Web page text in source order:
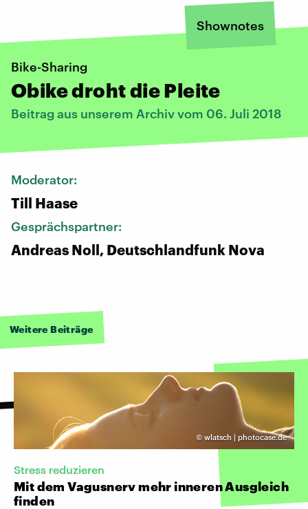
Shownotes
Bike-Sharing
Obike droht die Pleite
Beitrag aus unserem Archiv vom 06. Juli 2018
Moderator:
Till Haase
Gesprächspartner:
Andreas Noll, Deutschlandfunk Nova
Weitere Beiträge
© wlatsch | photocase.de
Stress reduzieren
Mit dem Vagusnerv mehr inneren Ausgleich
finden